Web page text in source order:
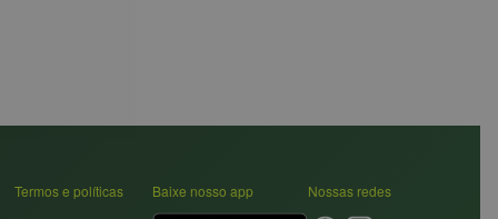
Termos e políticas
Baixe nosso app Nossas redes